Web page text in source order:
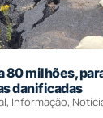
80 milhões,
danificadas
, Informação,